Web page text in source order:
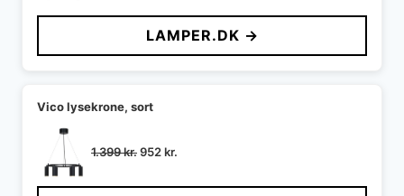
pris
var:
2.699 kr..
pris
er:
2.015 kr..
LAMPER.DK →
Vico lysekrone, sort
1.399kr.Den
pris
952kr.
pris